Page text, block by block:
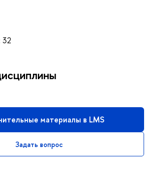
32
материалы в LMS
Задать вопрос